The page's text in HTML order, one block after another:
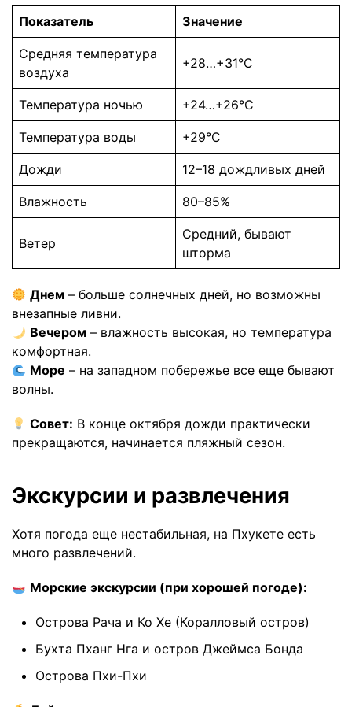
Показатель Значение
Средняя температура
воздуха
+28…+31°C
Температура ночью +24…+26°C
Температура воды +29°C
Дожди 12–18 дождливых дней
Влажность 80–85%
Ветер
Средний, бывают
шторма
Днем – больше солнечных дней, но возможны
внезапные ливни.
Вечером – влажность высокая, но температура
комфортная.
Море – на западном побережье все еще бывают
волны.
Совет: В конце октября дожди практически
прекращаются, начинается пляжный сезон.
Экскурсии и развлечения
Хотя погода еще нестабильная, на Пхукете есть
много развлечений.
Морские экскурсии (при хорошей погоде):
Острова Рача и Ко Хе (Коралловый остров)
Бухта Пханг Нга и остров Джеймса Бонда
Острова Пхи-Пхи